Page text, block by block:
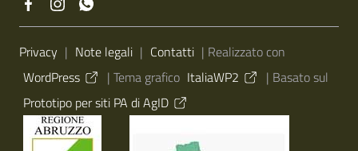
Sezione Link Utili
Privacy | Note legali | Contatti | Realizzato con
WordPress
| Tema grafico ItaliaWP2
| Basato sul
Prototipo per siti PA di AgID